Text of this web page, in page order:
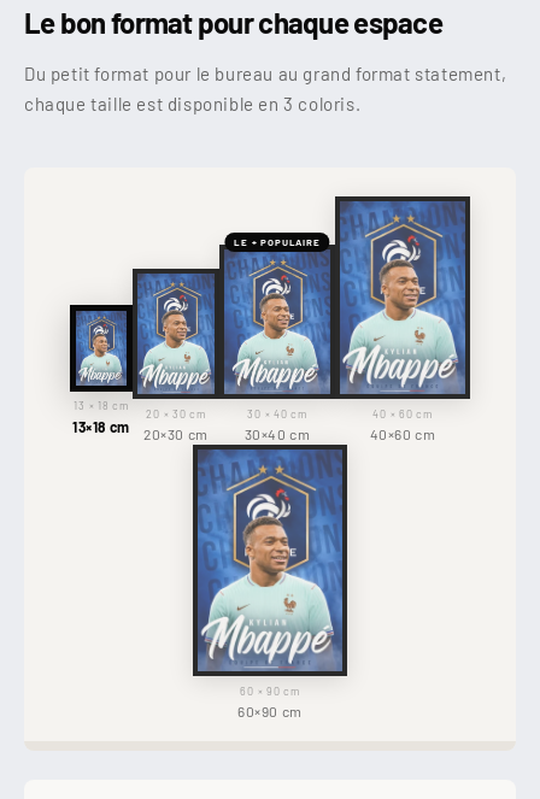
Le bon format pour chaque espace
Du petit format pour le bureau au grand format statement,
chaque taille est disponible en 3 coloris.
13 × 18 cm
13×18 cm
20 × 30 cm
20×30 cm
LE + POPULAIRE
30 × 40 cm
30×40 cm
40 × 60 cm
40×60 cm
60 × 90 cm
60×90 cm